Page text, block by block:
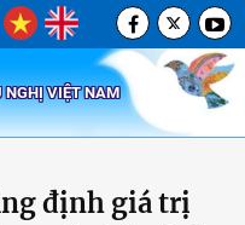
NGHỊ VIỆT NAM
định giá trị